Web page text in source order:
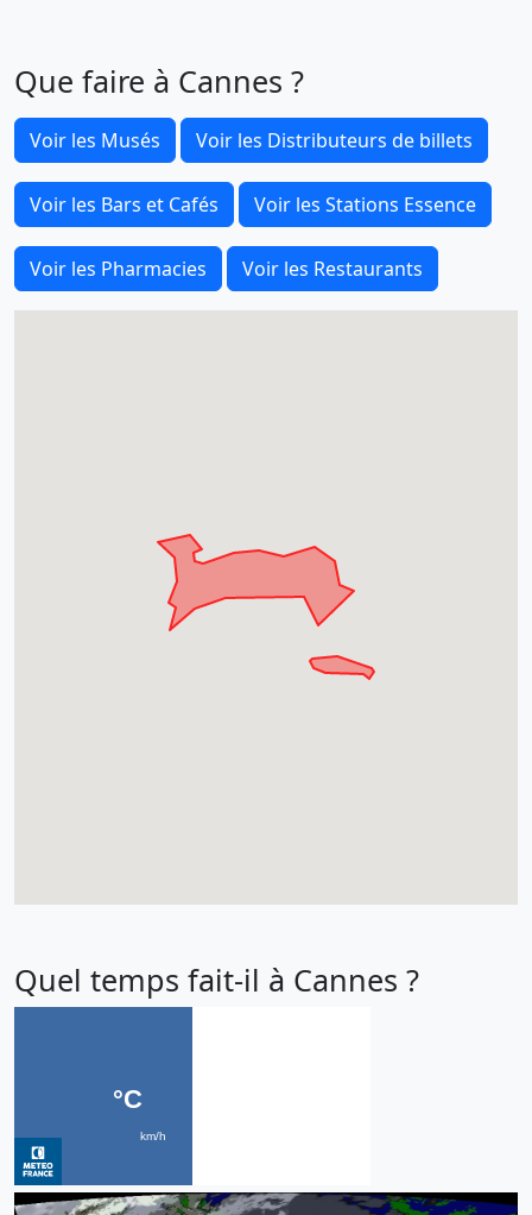
Que faire à Cannes ?
Voir les Musés Voir les Distributeurs de billets
Voir les Bars et Cafés Voir les Stations Essence
Voir les Pharmacies Voir les Restaurants
Quel temps fait-il à Cannes ?